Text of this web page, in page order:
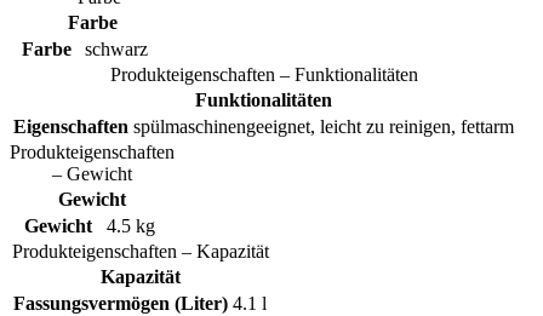
Farbe
Farbe
schwarz
Produkteigenschaften – Funktionalitäten
Funktionalitäten
Eigenschaften spülmaschinengeeignet, leicht zu reinigen, fettarm
Produkteigenschaften
– Gewicht
Gewicht
Gewicht
4.5 kg
Produkteigenschaften – Kapazität
Kapazität
Fassungsvermögen (Liter) 4.1 l